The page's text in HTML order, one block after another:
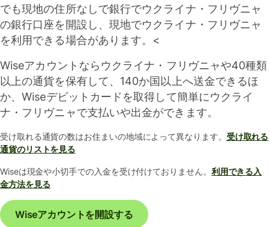
でも現地の住所なしで銀行でウクライナ・フリヴニャ
の銀行口座を開設し、現地でウクライナ・フリヴニャ
を利用できる場合があります。<
Wiseアカウントならウクライナ・フリヴニャや40種類
以上の通貨を保有して、140か国以上へ送金できるほ
か、Wiseデビットカードを取得して簡単にウクライ
ナ・フリヴニャで支払いや出金ができます。
受け取れる通貨の数はお住まいの地域によって異なります。 受け取れる
通貨のリストを見る
Wiseは現金や小切手での入金を受け付けておりません。 利用できる入
金方法を見る
Wiseアカウントを開設する